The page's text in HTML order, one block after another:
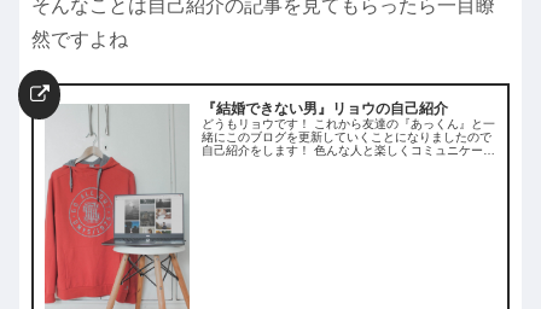
そんなことは自己紹介の記事を見てもらったら一目瞭
然ですよね
『結婚できない男』リョウの自己紹介
どうもリョウです！ これから友達の『あっくん』と一
緒にこのブログを更新していくことになりましたので
自己紹介をします！ 色んな人と楽しくコミュニケーシ